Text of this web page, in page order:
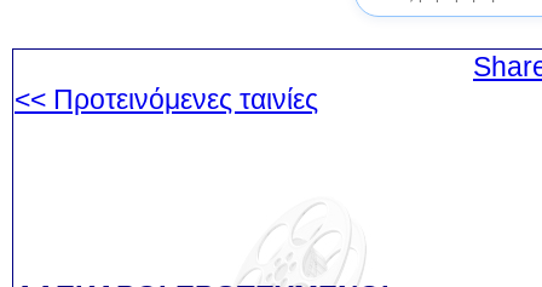
<< Προτεινόμενες ταινίες